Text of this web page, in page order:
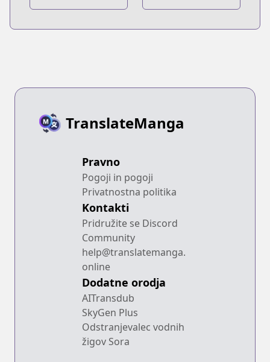
TranslateManga
Pravno
Pogoji in pogoji
Privatnostna politika
Kontakti
Pridružite se Discord
Community
help@translatemanga.
online
Dodatne orodja
AITransdub
SkyGen Plus
Odstranjevalec vodnih
žigov Sora